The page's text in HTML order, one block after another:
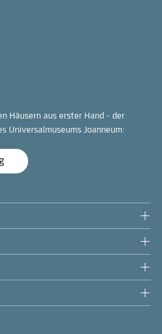
Häusern aus erster Hand - der
Universalmuseums Joanneum: